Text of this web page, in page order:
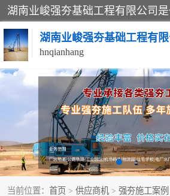
湖南业峻强夯基础工程有限
hnqianhang
当前位置： 首页 > 供应商机 > 强夯施工案例
强夯施工案例 强夯
强夯施工工程 强夯
强夯队伍